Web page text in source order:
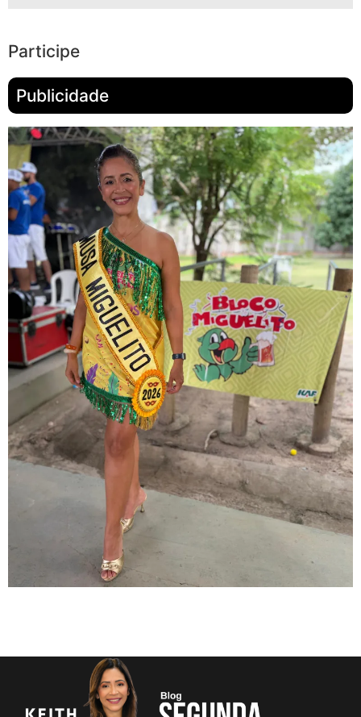
Participe
Publicidade